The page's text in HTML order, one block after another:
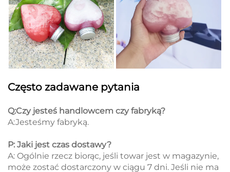
Często zadawane pytania
Q:Czy jesteś handlowcem czy fabryką?
A:Jesteśmy fabryką.
P: Jaki jest czas dostawy?
A: Ogólnie rzecz biorąc, jeśli towar jest w magazynie,
może zostać dostarczony w ciągu 7 dni. Jeśli nie ma